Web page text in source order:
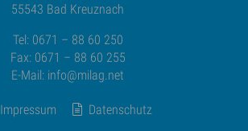
55543 Bad Kreuznach
Tel: 0671 – 88 60 250
Fax: 0671 – 88 60 255
E-Mail: info@milag.net
Impressum Datenschutz